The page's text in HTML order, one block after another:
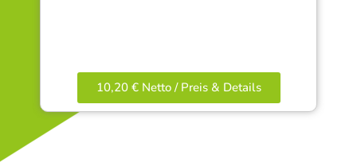
10,20 € Netto / Preis & Details